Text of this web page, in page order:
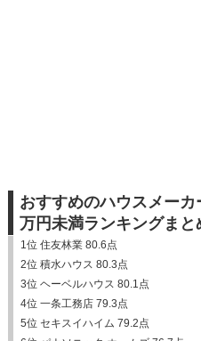
おすすめのハウスメー
万円未満ランキングまと
1位 住友林業 80.6点
2位 積水ハウス 80.3点
3位 ヘーベルハウス 80.1点
4位 一条工務店 79.3点
5位 セキスイハイム 79.2点